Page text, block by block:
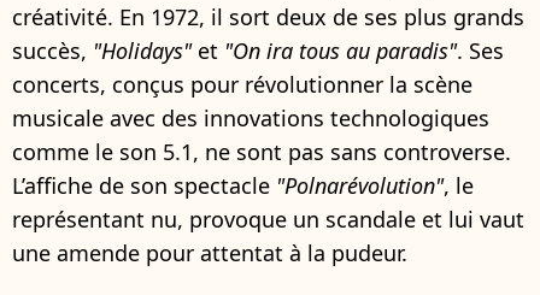
créativité. En 1972, il sort deux de ses plus grands
succès, "Holidays"et "On ira tous au paradis". Ses
concerts, conçus pour révolutionner la scène
musicale avec des innovations technologiques
comme le son 5.1, ne sont pas sans controverse.
L’affiche de son spectacle "Polnarévolution", le
représentant nu, provoque un scandale et lui vaut
une amende pour attentat à la pudeur.